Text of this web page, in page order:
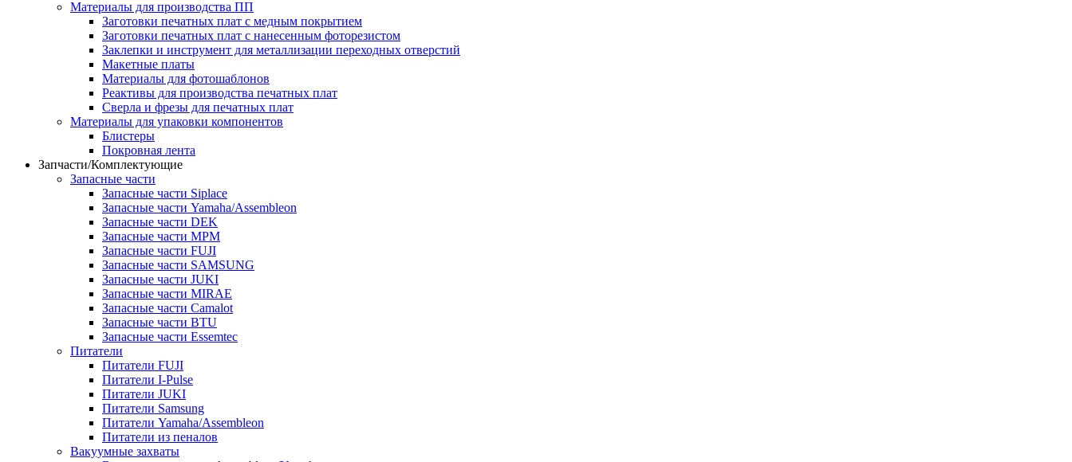
Материалы для производства ПП
Заготовки печатных плат с медным покрытием
Заготовки печатных плат с нанесенным фоторезистом
Заклепки и инструмент для металлизации переходных отверстий
Макетные платы
Материалы для фотошаблонов
Реактивы для производства печатных плат
Сверла и фрезы для печатных плат
Материалы для упаковки компонентов
Блистеры
Покровная лента
Запчасти/Комплектующие
Запасные части
Запасные части Siplace
Запасные части Yamaha/Assembleon
Запасные части DEK
Запасные части MPM
Запасные части FUJI
Запасные части SAMSUNG
Запасные части JUKI
Запасные части MIRAE
Запасные части Camalot
Запасные части BTU
Запасные части Essemtec
Питатели
Питатели FUJI
Питатели I-Pulse
Питатели JUKI
Питатели Samsung
Питатели Yamaha/Assembleon
Питатели из пеналов
Вакуумные захваты